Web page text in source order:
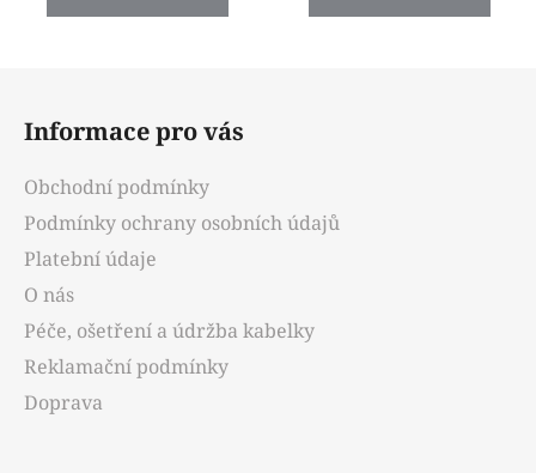
Informace pro vás
Obchodní podmínky
Podmínky ochrany osobních údajů
Platební údaje
O nás
Péče, ošetření a údržba kabelky
Reklamační podmínky
Doprava